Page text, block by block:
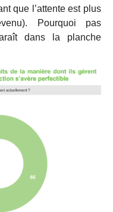
que l’attente est plus
Pourquoi pas
dans la planche